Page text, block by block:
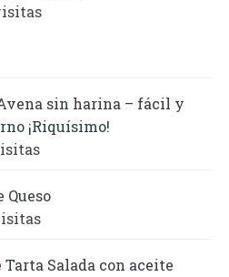
sin harina – fácil y
¡Riquísimo!
Queso
Tarta Salada con aceite